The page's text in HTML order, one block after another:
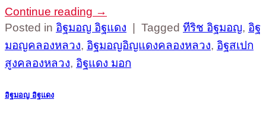
Continue reading →
Posted in อิฐมอญ อิฐแดง | Tagged ทีริช อิฐมอญ, อิฐ
มอญคลองหลวง, อิฐมอญอิญแดงคลองหลวง, อิฐสเปก
สูงคลองหลวง, อิฐแดง มอก
อิฐมอญ อิฐแดง